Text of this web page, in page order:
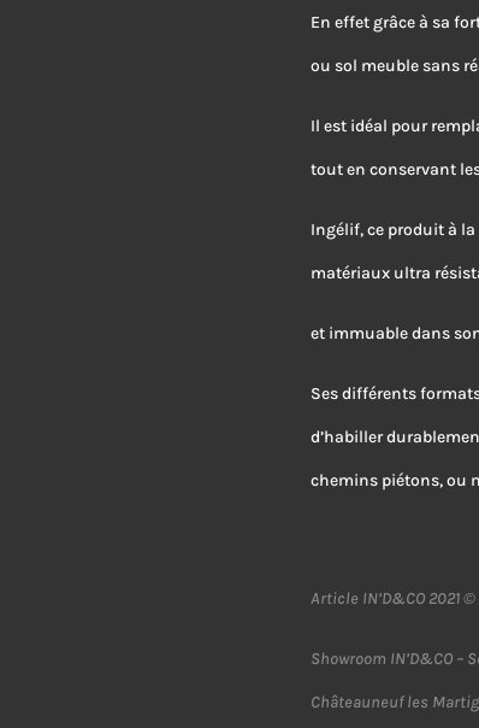
En effet grâce à sa
ou sol meuble sans
Il est idéal pour
tout en conservant
Ingélif, ce produit à
matériaux ultra
et immuable dans
Ses différents
d’habiller
chemins piétons, ou
Article IN’D&CO 2021
Showroom IN’D&CO
Châteauneuf les